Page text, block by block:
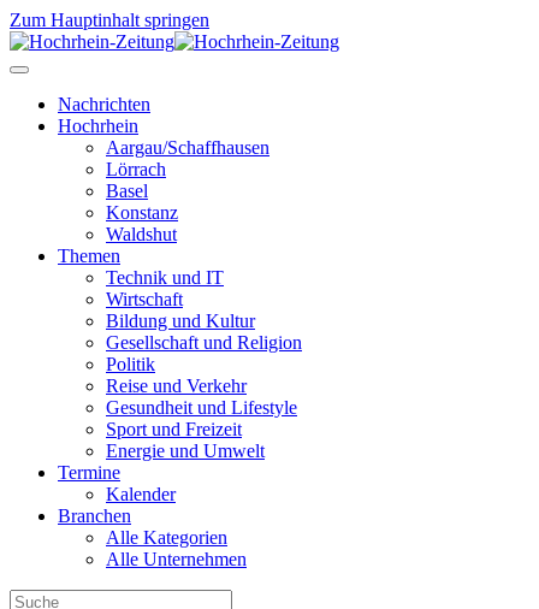
Zum Hauptinhalt springen
Nachrichten
Hochrhein
Aargau/Schaffhausen
Lörrach
Basel
Konstanz
Waldshut
Themen
Technik und IT
Wirtschaft
Bildung und Kultur
Gesellschaft und Religion
Politik
Reise und Verkehr
Gesundheit und Lifestyle
Sport und Freizeit
Energie und Umwelt
Termine
Kalender
Branchen
Alle Kategorien
Alle Unternehmen